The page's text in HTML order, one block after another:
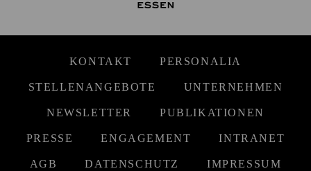
KONTAKT PERSONALIA
STELLENANGEBOTE UNTERNEHMEN
NEWSLETTER PUBLIKATIONEN
PRESSE ENGAGEMENT INTRANET
AGB DATENSCHUTZ IMPRESSUM